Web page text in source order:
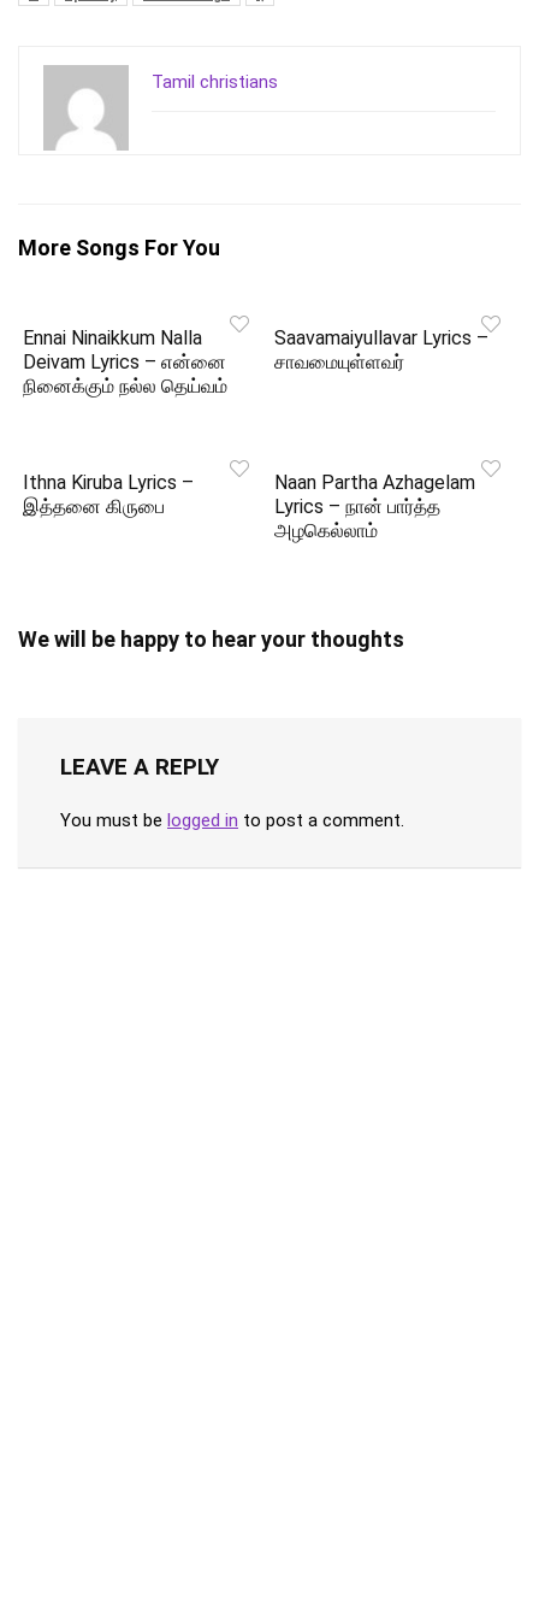
Tamil christians
More Songs For You
Ennai Ninaikkum Nalla
Deivam Lyrics – என்னை
நினைக்கும் நல்ல தெய்வம்
Saavamaiyullavar Lyrics –
சாவமையுள்ளவர்
Ithna Kiruba Lyrics –
இத்தனை கிருபை
Naan Partha Azhagelam
Lyrics – நான் பார்த்த
அழகெல்லாம்
We will be happy to hear your thoughts
LEAVE A REPLY
You must be logged in to post a comment.